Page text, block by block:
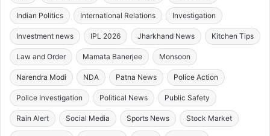
Indian Politics International Relations Investigation
Investment news IPL 2026 Jharkhand News Kitchen Tips
Law and Order Mamata Banerjee Monsoon
Narendra Modi NDA Patna News Police Action
Police Investigation Political News Public Safety
Rain Alert Social Media Sports News Stock Market